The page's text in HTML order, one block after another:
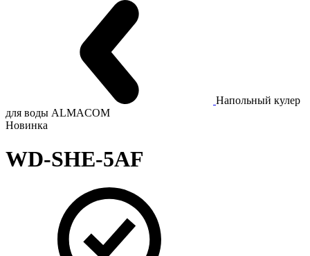
Напольный кулер
для воды ALMACOM
Новинка
WD-SHE-5AF